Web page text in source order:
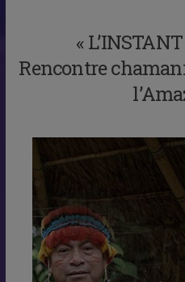
«
Rencontre